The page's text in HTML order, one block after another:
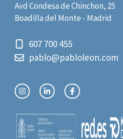
Avd Condesa de Chinchon, 25
Boadilla del Monte - Madrid
607 700 455
pablo@pabloleon.com